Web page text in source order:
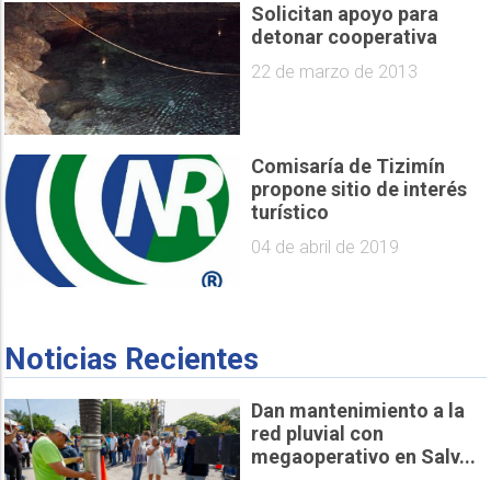
Solicitan apoyo para
detonar cooperativa
22 de marzo de 2013
Comisaría de Tizimín
propone sitio de interés
turístico
04 de abril de 2019
Noticias Recientes
Dan mantenimiento a la
red pluvial con
megaoperativo en Salv...